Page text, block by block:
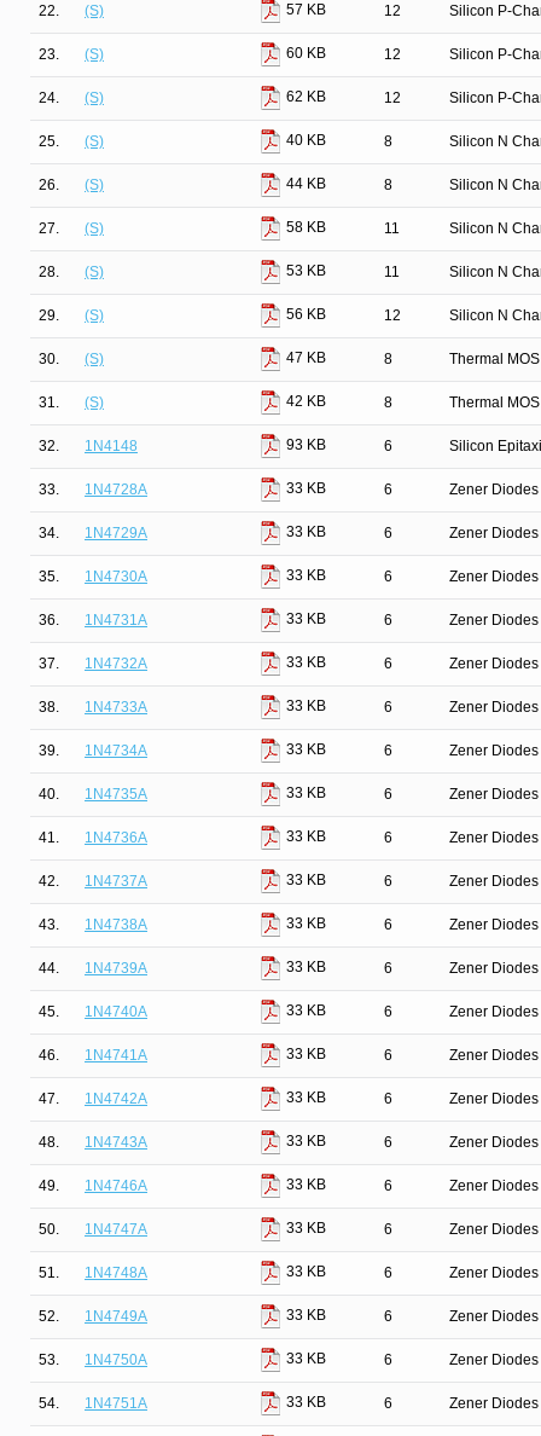
22. (S) 57 KB 12 Silicon P-
23. (S) 60 KB 12 Silicon P-
24. (S) 62 KB 12 Silicon P-
25. (S) 40 KB 8 Silicon N
26. (S) 44 KB 8 Silicon N
27. (S) 58 KB 11 Silicon N
28. (S) 53 KB 11 Silicon N
29. (S) 56 KB 12 Silicon N
30. (S) 47 KB 8 Thermal
31. (S) 42 KB 8 Thermal
32. 1N4148 93 KB 6 Silicon
33. 1N4728A 33 KB 6 Zener
34. 1N4729A 33 KB 6 Zener
35. 1N4730A 33 KB 6 Zener
36. 1N4731A 33 KB 6 Zener
37. 1N4732A 33 KB 6 Zener
38. 1N4733A 33 KB 6 Zener
39. 1N4734A 33 KB 6 Zener
40. 1N4735A 33 KB 6 Zener
41. 1N4736A 33 KB 6 Zener
42. 1N4737A 33 KB 6 Zener
43. 1N4738A 33 KB 6 Zener
44. 1N4739A 33 KB 6 Zener
45. 1N4740A 33 KB 6 Zener
46. 1N4741A 33 KB 6 Zener
47. 1N4742A 33 KB 6 Zener
48. 1N4743A 33 KB 6 Zener
49. 1N4746A 33 KB 6 Zener
50. 1N4747A 33 KB 6 Zener
51. 1N4748A 33 KB 6 Zener
52. 1N4749A 33 KB 6 Zener
53. 1N4750A 33 KB 6 Zener
54. 1N4751A 33 KB 6 Zener